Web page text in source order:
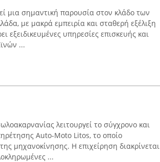
μια σημαντική παρουσία στον κλάδο των
με μακρά εμπειρία και σταθερή εξέλιξη
εξειδικευμένες υπηρεσίες επισκευής και
...
λειτουργεί το σύγχρονο και
Auto-Moto Litos, το οποίο
μηχανοκίνησης. Η επιχείρηση διακρίνεται
...